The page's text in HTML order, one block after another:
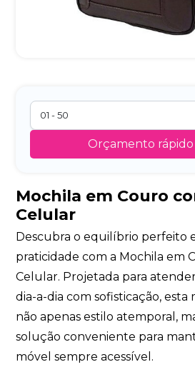
Orçamento rápido
Mochila em Couro
Celular
Descubra o equilíbrio perfeito
praticidade com a Mochila em
Celular. Projetada para
dia-a-dia com sofisticação, esta
não apenas estilo atemporal,
solução conveniente para
móvel sempre acessível.